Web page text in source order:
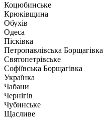
Коцюбинське
Крюківщина
Обухів
Одеса
Пісківка
Петропавлівська Борщагівка
Святопетрівське
Софіївська Борщагівка
Українка
Чабани
Чернігів
Чубинське
Щасливе